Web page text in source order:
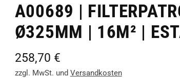
A00689 |
Ø325MM | 16M² |
Aktueller Preis
258,70 €
zzgl. MwSt. und Versandkosten